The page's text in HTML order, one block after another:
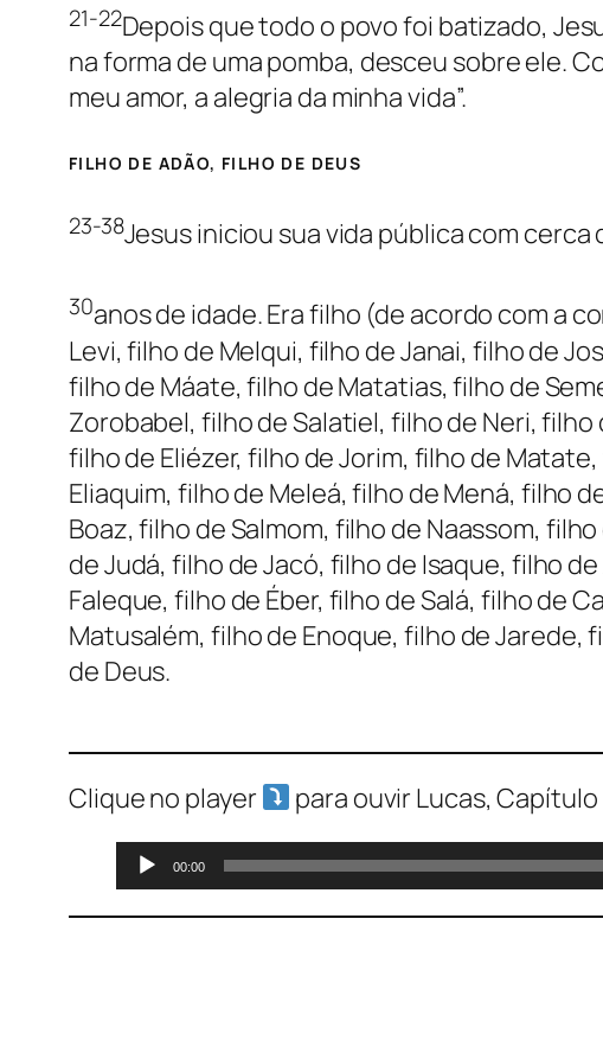
21-22Depois que todo o povo foi batizado,
na forma de uma pomba, desceu sobre ele.
meu amor, a alegria da minha vida”.
FILHO DE ADÃO, FILHO DE DEUS
23-38Jesus iniciou sua vida pública com cerca
30anos de idade. Era filho (de acordo com a
Levi, filho de Melqui, filho de Janai, filho de
filho de Máate, filho de Matatias, filho de
Zorobabel, filho de Salatiel, filho de Neri,
filho de Eliézer, filho de Jorim, filho de
Eliaquim, filho de Meleá, filho de Mená, filho
Boaz, filho de Salmom, filho de Naassom,
de Judá, filho de Jacó, filho de Isaque, filho
Faleque, filho de Éber, filho de Salá, filho de
Matusalém, filho de Enoque, filho de Jarede,
de Deus.
Clique no player
para ouvir Lucas, Capítulo
Tocador
de
áudio
00:00